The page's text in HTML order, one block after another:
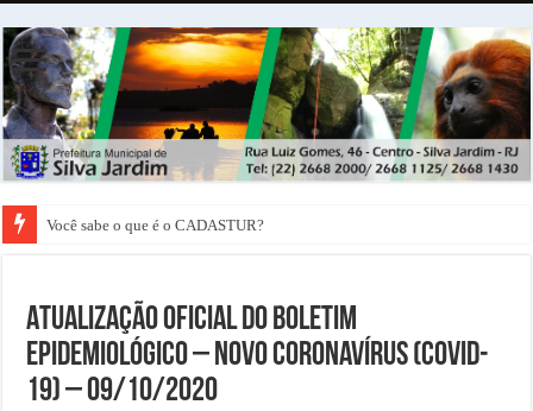
Você sabe o que é o CADASTUR?
ATUALIZAÇÃO OFICIAL DO BOLETIM
EPIDEMIOLÓGICO – NOVO CORONAVÍRUS (COVID-
19) – 09/10/2020